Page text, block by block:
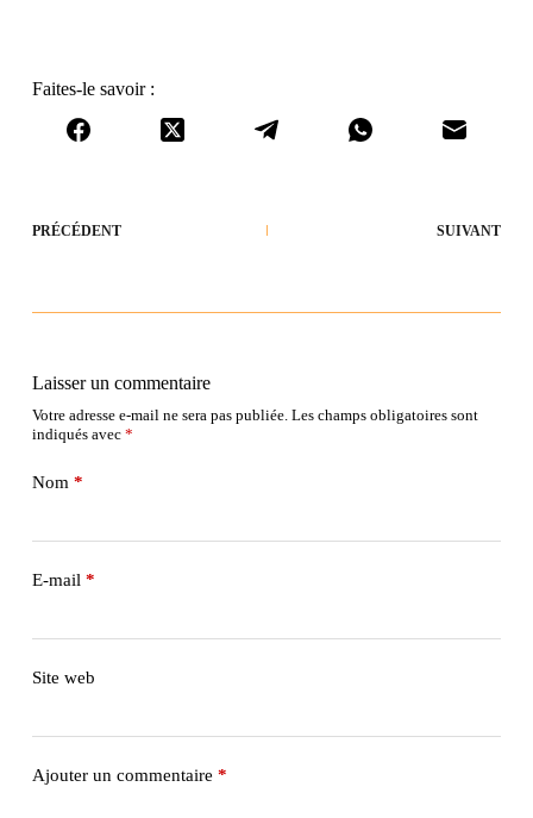
Faites-le savoir :
PRÉCÉDENT SUIVANT
Laisser un commentaire
Votre adresse e-mail ne sera pas publiée. Les champs obligatoires sont
indiqués avec *
Nom *
E-mail *
Site web
Ajouter un commentaire *